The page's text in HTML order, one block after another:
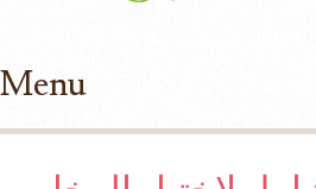
Menu